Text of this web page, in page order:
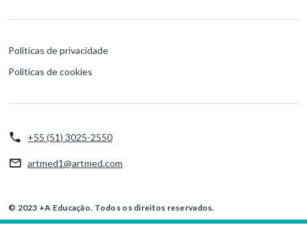
Políticas de privacidade
Políticas de cookies
+55 (51) 3025-2550
artmed1@artmed.com
© 2023 +A Educação. Todos os direitos reservados.